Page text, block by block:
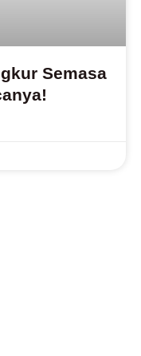
Semasa